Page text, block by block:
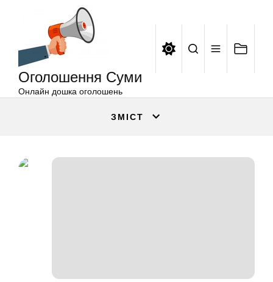
Оголошення Суми
Онлайн дошка оголошень
ЗМІСТ